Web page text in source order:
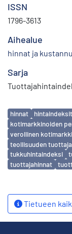
ISSN
1796-3613
Aihealue
hinnat ja
Sarja
Avainsanat
hinnat hintaindeksit
kotimarkkinoiden
verollinen
teollisuuden
tukkuhintaindeksi
tuottajahinnat
Tietueen